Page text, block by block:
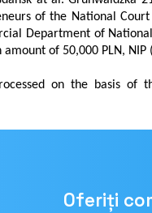
Oferiți